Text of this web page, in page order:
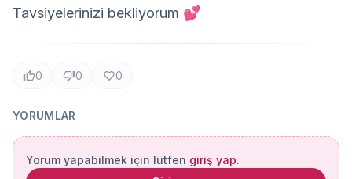
Tavsiyelerinizi bekliyorum 💕
0 0 0
YORUMLAR
Yorum yapabilmek için lütfen giriş yap.